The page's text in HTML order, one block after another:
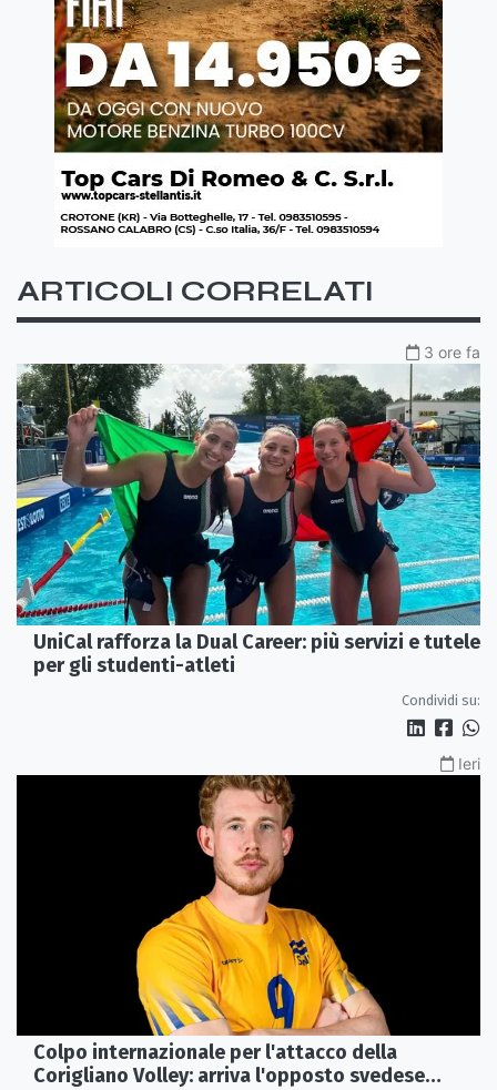
ARTICOLI CORRELATI
3 ore fa
UniCal rafforza la Dual Career: più servizi e tutele
per gli studenti-atleti
Condividi su:
Ieri
Colpo internazionale per l'attacco della
Corigliano Volley: arriva l'opposto svedese